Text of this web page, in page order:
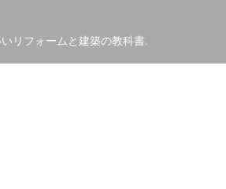
リフォームと建築の教科書.